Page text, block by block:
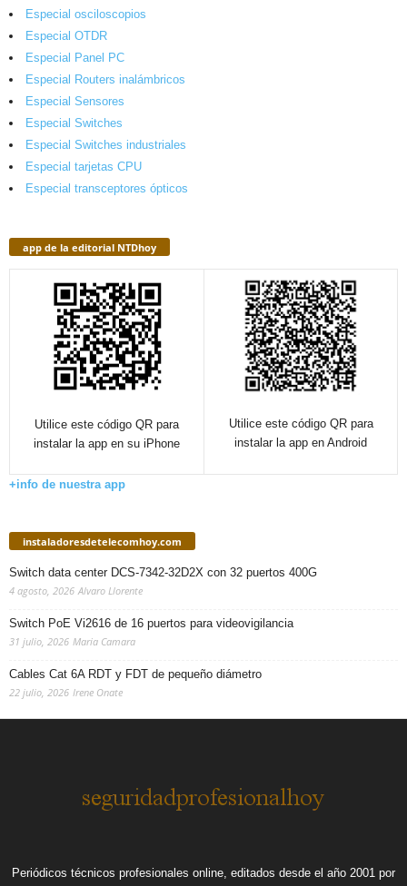
Especial osciloscopios
Especial OTDR
Especial Panel PC
Especial Routers inalámbricos
Especial Sensores
Especial Switches
Especial Switches industriales
Especial tarjetas CPU
Especial transceptores ópticos
app de la editorial NTDhoy
Utilice este código QR para
instalar la app en su iPhone
Utilice este código QR para
instalar la app en Android
+info de nuestra app
instaladoresdetelecomhoy.com
Switch data center DCS-7342-32D2X con 32 puertos 400G
4 agosto, 2026 Alvaro Llorente
Switch PoE Vi2616 de 16 puertos para videovigilancia
31 julio, 2026 Maria Camara
Cables Cat 6A RDT y FDT de pequeño diámetro
22 julio, 2026 Irene Onate
Periódicos técnicos profesionales online, editados desde el año 2001 por